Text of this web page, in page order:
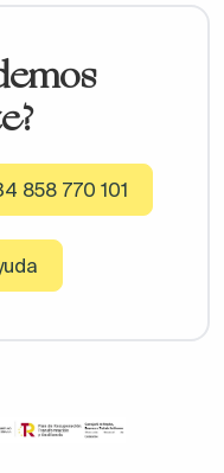
858 770 101